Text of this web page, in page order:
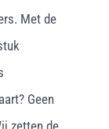
Met de
Geen
zetten de